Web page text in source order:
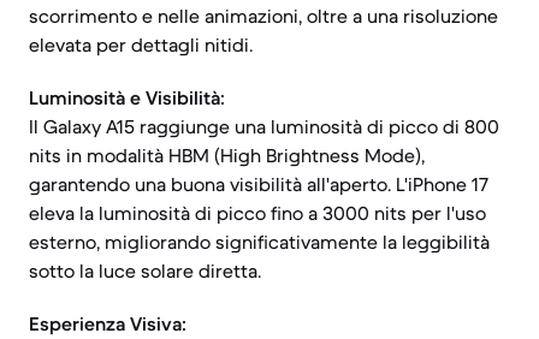
scorrimento e nelle animazioni, oltre a una risoluzione
elevata per dettagli nitidi.
Luminosità e Visibilità:
Il Galaxy A15 raggiunge una luminosità di picco di 800
nits in modalità HBM (High Brightness Mode),
garantendo una buona visibilità all'aperto. L'iPhone 17
eleva la luminosità di picco fino a 3000 nits per l'uso
esterno, migliorando significativamente la leggibilità
sotto la luce solare diretta.
Esperienza Visiva: